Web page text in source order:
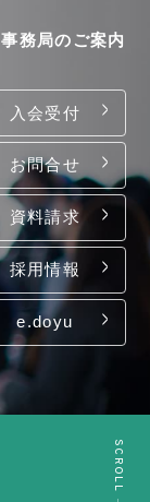
事務局のご案内
入会受付
お問合せ
資料請求
採用情報
e.doyu
SCROLL